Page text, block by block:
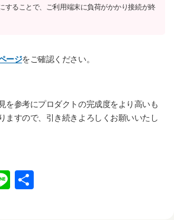
することで、ご利用端末に負荷がかかり接続が終
ージをご確認ください。
を参考にプロダクトの完成度をより高いも
ますので、引き続きよろしくお願いいたし
Li